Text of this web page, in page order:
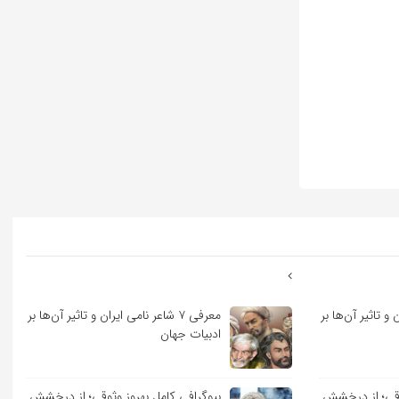
و تاثیر آن‌ها بر
معرفی ۷ شاعر نامی ایران و تاثیر آن‌ها بر
ادبیات جهان